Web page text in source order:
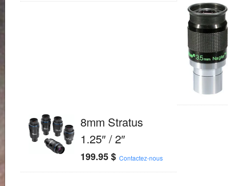
8mm Stratus
1.25″ / 2″
199.95$ Contactez-nous